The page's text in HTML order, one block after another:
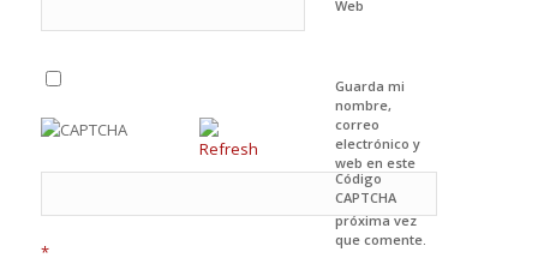
Web
Guarda mi
nombre,
correo
electrónico y
web en este
navegador
para la
próxima vez
que comente.
Código
CAPTCHA
*